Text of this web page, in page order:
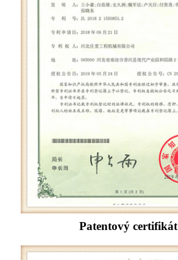
Patentový